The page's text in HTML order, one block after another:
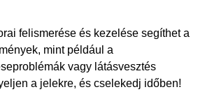
felismerése és kezelése segíthet a
mint például a
vagy látásvesztés
a jelekre, és cselekedj időben!